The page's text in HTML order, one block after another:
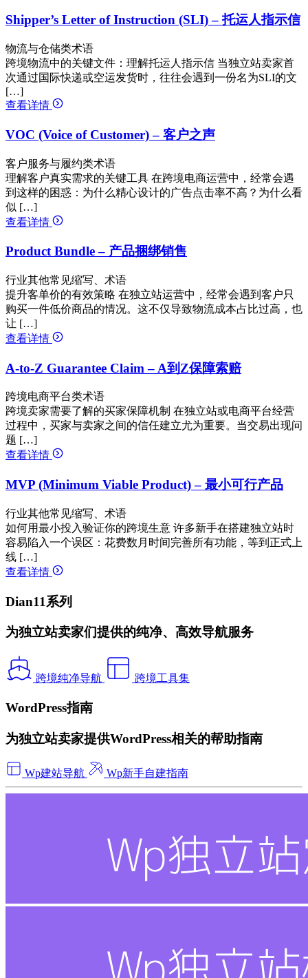
Shipper’s Letter of Instruction (SLI) – 托运人指示信
物流与仓储类术语
跨境物流中的关键文件：理解托运人指示信 当独立站卖家首
次通过国际快递或空运发货时，往往会遇到一份名为SLI的文
[…]
查看详情
VOC (Voice of Customer) – 客户之声
客户服务与履约类术语
理解客户真实需求的关键工具 在跨境电商运营中，经常会遇
到这样的困惑：为什么精心设计的广告点击率不高？为什么看
似 […]
查看详情
Product Bundle – 产品捆绑销售
行业其他常见缩写、术语
提升客单价的有效策略 在独立站运营中，经常会遇到客户只
购买一件低价商品的情况。这不仅导致物流成本占比过高，也
让 […]
查看详情
A-to-Z Guarantee Claim – A到Z保障索赔
跨境电商平台类术语
跨境卖家需要了解的买家保障机制 在独立站或电商平台经营
过程中，买家与卖家之间的信任建立尤为重要。当交易出现问
题 […]
查看详情
MVP (Minimum Viable Product) – 最小可行产品
行业其他常见缩写、术语
如何用最小投入验证你的跨境生意 许多新手在搭建独立站时
容易陷入一个误区：花费数月时间完善所有功能，等到正式上
线 […]
查看详情
Dian11系列
为独立站卖家们提供的纯净、高效导航服务
跨境纯净导航 跨境工具集
WordPress指南
为独立站卖家提供WordPress相关的帮助指南
Wp建站导航 Wp新手自建指南